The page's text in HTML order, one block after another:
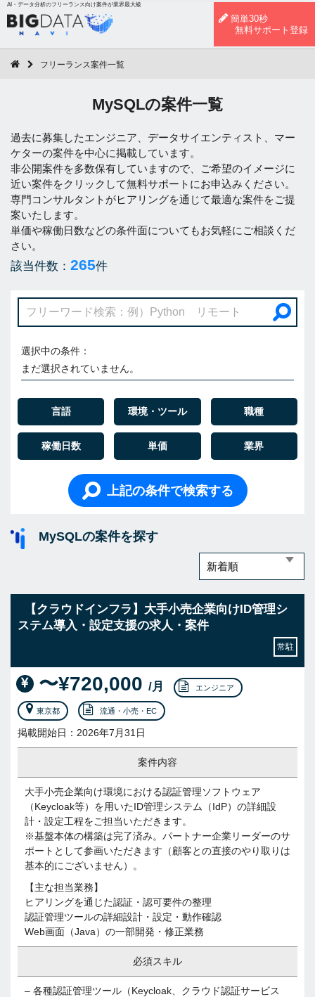
AI・データ分析のフリーランス向け案件が業界最大級
簡単30秒
無料サポート登録
フリーランス案件一覧
MySQLの案件一覧
過去に募集したエンジニア、データサイエンティスト、マー
ケターの案件を中心に掲載しています。
非公開案件を多数保有していますので、ご希望のイメージに
近い案件をクリックして無料サポートにお申込みください。
専門コンサルタントがヒアリングを通じて最適な案件をご提
案いたします。
単価や稼働日数などの条件面についてもお気軽にご相談くだ
さい。
該当件数： 265件
選択中の条件：
まだ選択されていません。
言語 環境・ツール 職種
稼働日数 単価 業界
上記の条件で検索する
MySQLの案件を探す
【クラウドインフラ】大手小売企業向けID管理シ
ステム導入・設定支援の求人・案件
常駐
〜¥720,000 /月 エンジニア
東京都 流通・小売・EC
掲載開始日：2026年7月31日
案件内容
大手小売企業向け環境における認証管理ソフトウェア
（Keycloak等）を用いたID管理システム（IdP）の詳細設
計・設定工程をご担当いただきます。
※基盤本体の構築は完了済み。パートナー企業リーダーのサ
ポートとして参画いただきます（顧客との直接のやり取りは
基本的にございません）。
【主な担当業務】
ヒアリングを通じた認証・認可要件の整理
認証管理ツールの詳細設計・設定・動作確認
Web画面（Java）の一部開発・修正業務
必須スキル
– 各種認証管理ツール（Keycloak、クラウド認証サービス